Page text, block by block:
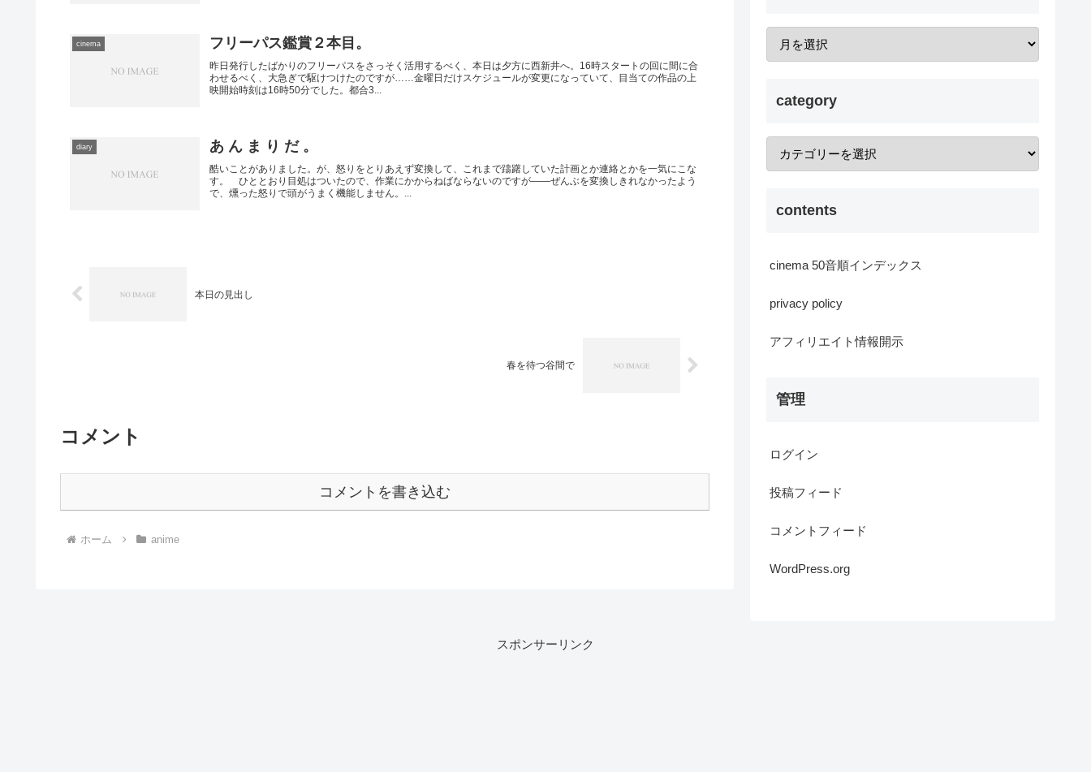
cinema フリーパス鑑賞２本目。
昨日発行したばかりのフリーパスをさっそく活用するべく、本日は夕方に西新井へ。16時スタートの回に間に合
わせるべく、大急ぎで駆けつけたのですが……金曜日だけスケジュールが変更になっていて、目当ての作品の上
映開始時刻は16時50分でした。都合3...
diary あ ん ま り だ 。
酷いことがありました。が、怒りをとりあえず変換して、これまで躊躇していた計画とか連絡とかを一気にこな
す。 ひととおり目処はついたので、作業にかからねばならないのですが――ぜんぶを変換しきれなかったよう
で、燻った怒りで頭がうまく機能しません。...
本日の見出し
春を待つ谷間で
コメント
コメントを書き込む
ホーム anime
category
contents
cinema 50音順インデックス
privacy policy
アフィリエイト情報開示
管理
ログイン
投稿フィード
コメントフィード
WordPress.org
スポンサーリンク